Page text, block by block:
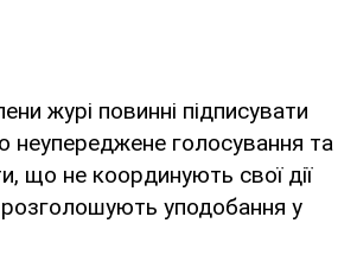
журі повинні підписувати
неупереджене голосування та
що не координують свої дії
уподобання у